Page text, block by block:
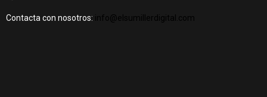
Contacta con nosotros: info@elsumillerdigital.com